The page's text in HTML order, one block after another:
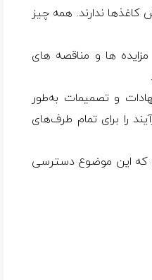
کاغذها ندارند. همه چیز
ها و مناقصه های
و تصمیمات به‌طور
را برای تمام طرف‌های
که این موضوع دسترسی